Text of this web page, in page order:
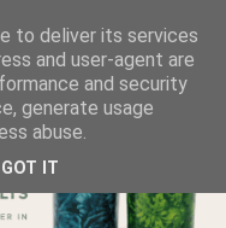
to deliver its services
and user-agent are
and security
generate usage
abuse.
GOT IT